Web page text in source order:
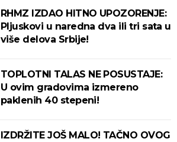
RHMZ IZDAO HITNO UPOZORENJE:
Pljuskovi u naredna dva ili tri sata u
više delova Srbije!
TOPLOTNI TALAS NE POSUSTAJE:
U ovim gradovima izmereno
paklenih 40 stepeni!
IZDRŽITE JOŠ MALO! TAČNO OVOG